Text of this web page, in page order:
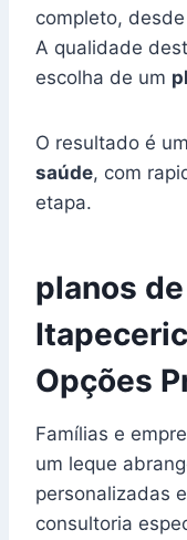
completo,
A qualidade
escolha de um
O resultado é
saúde, com
etapa.
planos
Opções
Famílias e
um leque
personalizadas
consultoria